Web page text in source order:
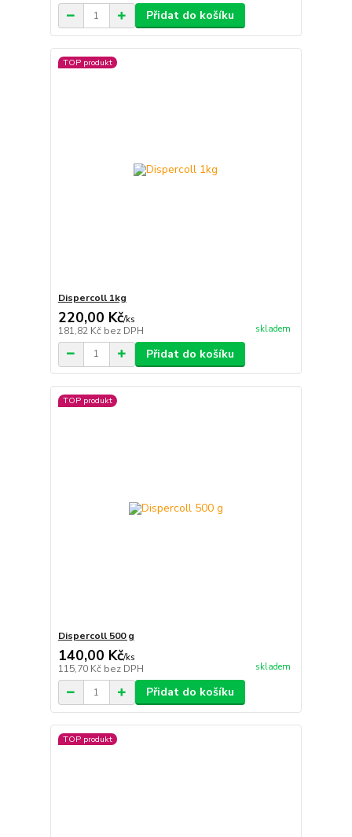
Přidat do košíku
TOP produkt
Dispercoll 1kg
220,00 Kč/ks
181,82 Kč bez DPH skladem
Přidat do košíku
TOP produkt
Dispercoll 500 g
140,00 Kč/ks
115,70 Kč bez DPH skladem
Přidat do košíku
TOP produkt